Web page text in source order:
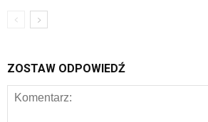
ZOSTAW ODPOWIEDŹ